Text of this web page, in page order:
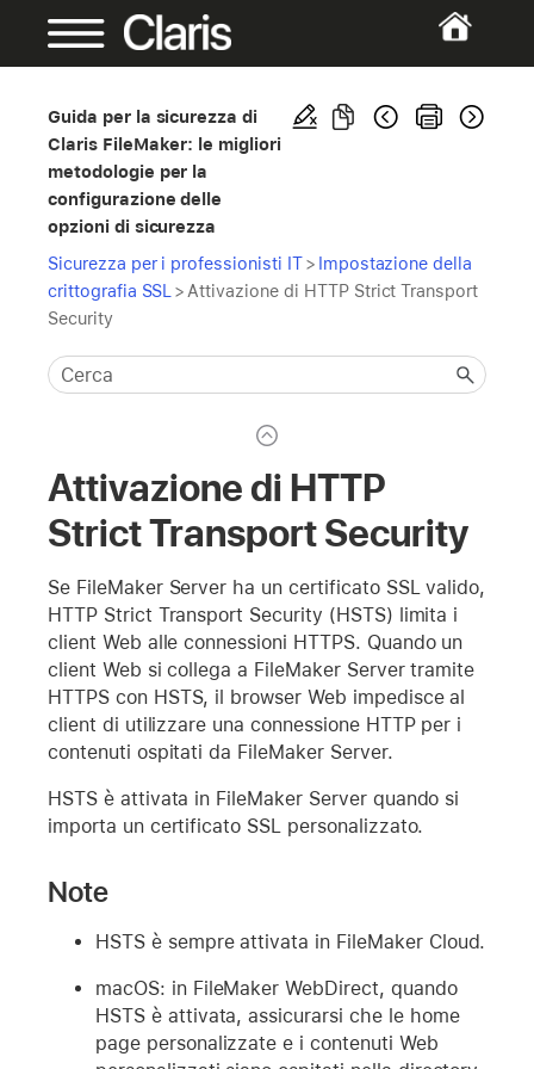
Guida per la sicurezza di
Claris FileMaker: le migliori
metodologie per la
configurazione delle
opzioni di sicurezza
Sicurezza per i professionisti IT> Impostazione della
crittografia SSL > Attivazione di HTTP Strict Transport
Security
Attivazione di HTTP
Strict Transport Security
Se FileMaker Server ha un certificato SSL valido,
HTTP Strict Transport Security (HSTS) limita i
client Web alle connessioni HTTPS. Quando un
client Web si collega a FileMaker Server tramite
HTTPS con HSTS, il browser Web impedisce al
client di utilizzare una connessione HTTP per i
contenuti ospitati da FileMaker Server.
HSTS è attivata in FileMaker Server quando si
importa un certificato SSL personalizzato.
Note
HSTS è sempre attivata in FileMaker Cloud.
macOS: in FileMaker WebDirect, quando
HSTS è attivata, assicurarsi che le home
page personalizzate e i contenuti Web